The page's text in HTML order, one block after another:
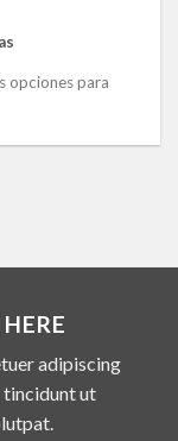
opciones para
adipiscing
tincidunt ut